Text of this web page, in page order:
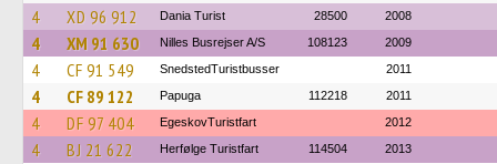
4 XD 96 912 Dania Turist 28500 2008
4 XM 91 630 Nilles Busrejser A/S 108123 2009
4 CF 91 549 SnedstedTuristbusser 2011
4 CF 89 122 Papuga 112218 2011
4 DF 97 404 EgeskovTuristfart 2012
4 BJ 21 622 Herfølge Turistfart 114504 2013